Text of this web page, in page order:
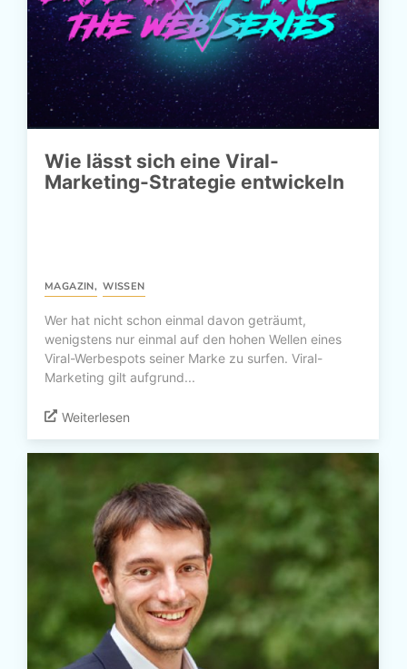
Wie​ ​lässt​ ​sich​ ​eine​ ​Viral-
Marketing-Strategie​ ​entwickeln
MAGAZIN, WISSEN
Wer hat nicht schon einmal davon geträumt,
wenigstens nur einmal auf den hohen Wellen eines
Viral-Werbespots seiner Marke zu surfen. Viral-
Marketing gilt aufgrund...
Weiterlesen